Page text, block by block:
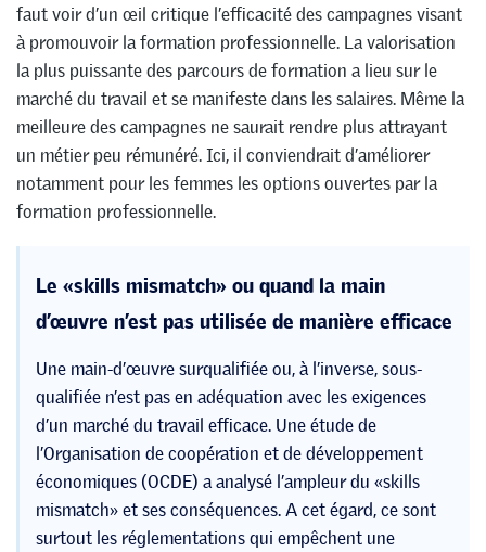
faut voir d’un œil critique l’efficacité des campagnes visant
à promouvoir la formation professionnelle. La valorisation
la plus puissante des parcours de formation a lieu sur le
marché du travail et se manifeste dans les salaires. Même la
meilleure des campagnes ne saurait rendre plus attrayant
un métier peu rémunéré. Ici, il conviendrait d’améliorer
notamment pour les femmes les options ouvertes par la
formation professionnelle.
Le «skills mismatch» ou quand la main
d’œuvre n’est pas utilisée de manière efficace
Une main-d’œuvre surqualifiée ou, à l’inverse, sous-
qualifiée n’est pas en adéquation avec les exigences
d’un marché du travail efficace. Une étude de
l’Organisation de coopération et de développement
économiques (OCDE) a analysé l’ampleur du «skills
mismatch» et ses conséquences. A cet égard, ce sont
surtout les réglementations qui empêchent une